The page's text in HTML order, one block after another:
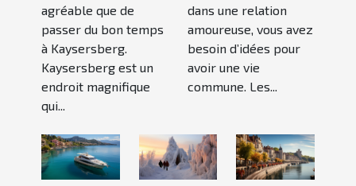
agréable que de
passer du bon temps
à Kaysersberg.
Kaysersberg est un
endroit magnifique
qui...
dans une relation
amoureuse, vous avez
besoin d’idées pour
avoir une vie
commune. Les...